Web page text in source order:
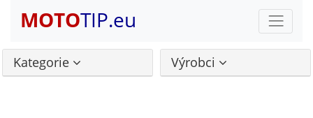
MOTOTIP.eu
Kategorie Výrobci